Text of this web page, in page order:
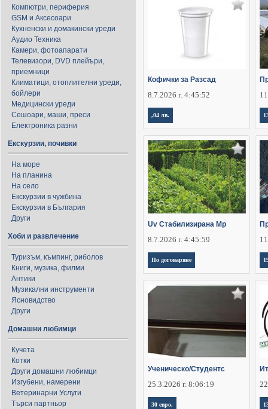
Компютри, периферия
GSM и Аксесоари
Кухненски и домакински уреди
Аудио Техника
Камери, фотоапарати
Телевизори, DVD плейъри,
приемници
Климатици, отоплителни уреди,
бойлери
Медицински уреди
Сешоари, маши, преси
Електроника разни
Екскурзии, почивки
На море
На планина
На село
Екскурзии в чужбина
Екскурзии в България
Други
Хоби и развлечение
Туризъм, къмпинг, риболов
Книги, музика, филми
Антики
Музикални инструменти
Ясновидство
Други
Домашни любимци
Кучета
Котки
Други домашни любимци
Изгубени, намерени
Ветеринарни Услуги
Търси партньор
Кофички за Разсад
8.7.2026 г. 4:45:52
,04 лв.
Uv Стабилизирана Мр
8.7.2026 г. 4:45:59
По договаряне
Ученическо/Студентс
25.3.2026 г. 8:06:19
30 евро.